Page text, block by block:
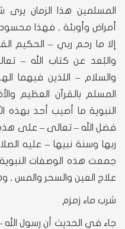
المسلمين هذا الزمان
أمراض وأوبئة , فهذا
إلا ما رحم ربي – الحكيم
والبُعد عن كتاب الله –
والسلام – اللذين فيهما
المسلم بالقرآن العظيم
النبوية ما أصيب أحد بهذه
فضل الله – تعالى – على
ربها وسنة نبيها – عليه
جمعت هذه الوصفات النبوية
علاج العين والسحر والمس ,
شرب ماء زمزم
جاء في الحديث أن رسول